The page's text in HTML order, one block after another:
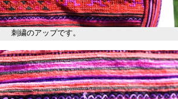
刺繍のアップです。